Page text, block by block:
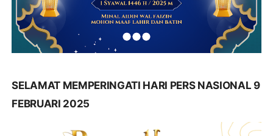
SELAMAT MEMPERINGATI HARI PERS NASIONAL 9
FEBRUARI 2025